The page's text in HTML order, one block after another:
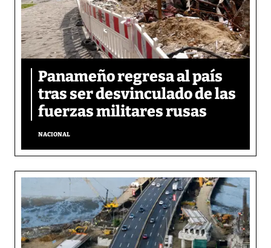
Panameño regresa al país
tras ser desvinculado de las
fuerzas militares rusas
NACIONAL